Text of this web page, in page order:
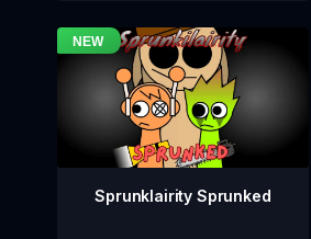
Sprunklairity Sprunked